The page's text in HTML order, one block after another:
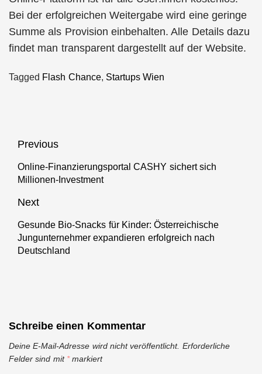
Bei der erfolgreichen Weitergabe wird eine geringe
Summe als Provision einbehalten. Alle Details dazu
findet man transparent dargestellt auf der Website.
Tagged Flash Chance, Startups Wien
Beitragsnavigation
Previous
Previous
post:
Online-Finanzierungsportal CASHY sichert sich
Millionen-Investment
Next
Next
post:
Gesunde Bio-Snacks für Kinder: Österreichische
Jungunternehmer expandieren erfolgreich nach
Deutschland
Schreibe einen Kommentar
Deine E-Mail-Adresse wird nicht veröffentlicht. Erforderliche
Felder sind mit *markiert